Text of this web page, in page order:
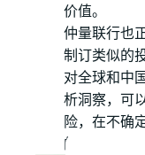
价值。
仲量联行也
制订类似的
对全球和中
析洞察，可
险，在不确
的投资窗口期